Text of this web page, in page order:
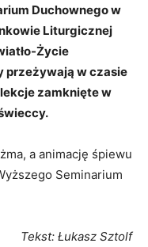
Duchownego w
Liturgicznej
Życie
przeżywają w czasie
zamknięte w
a animację śpiewu
Seminarium
Tekst: Łukasz Sztolf